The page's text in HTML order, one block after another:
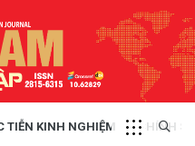
TIỄN KINH NGHIỆM CHÍNH